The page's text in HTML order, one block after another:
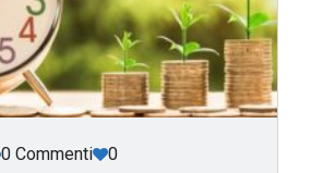
0 Commenti 0